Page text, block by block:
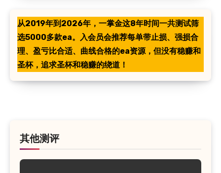
从2019年到2026年，一掌金这8年时间一共测试筛
选5000多款ea。入会员会推荐每单带止损、强损合
理、盈亏比合适、曲线合格的ea资源，但没有稳赚和
圣杯，追求圣杯和稳赚的绕道！
其他测评